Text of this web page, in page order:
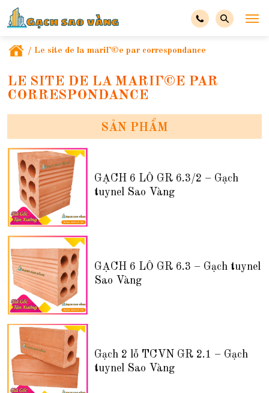
/ Le site de la mariГ©e par correspondance
LE SITE DE LA MARIГ©E PAR
CORRESPONDANCE
SẢN PHẨM
GẠCH 6 LỖ GR 6.3/2 – Gạch
tuynel Sao Vàng
GẠCH 6 LỖ GR 6.3 – Gạch tuynel
Sao Vàng
Gạch 2 lỗ TCVN GR 2.1 – Gạch
tuynel Sao Vàng